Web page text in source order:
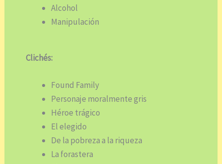
Alcohol
Manipulación
Clichés:
Found Family
Personaje moralmente gris
Héroe trágico
El elegido
De la pobreza a la riqueza
La forastera